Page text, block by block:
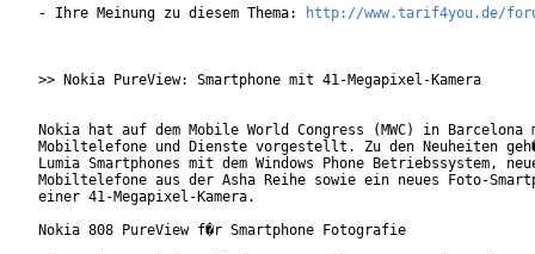
- Ihre Meinung zu diesem Thema: http://www.tarif4you.de/
>> Nokia PureView: Smartphone mit 41-Megapixel-Kamera
Nokia hat auf dem Mobile World Congress (MWC) in Barcelona
Mobiltelefone und Dienste vorgestellt. Zu den Neuheiten
Lumia Smartphones mit dem Windows Phone Betriebssystem,
Mobiltelefone aus der Asha Reihe sowie ein neues Foto-
einer 41-Megapixel-Kamera.
Nokia 808 PureView f�r Smartphone Fotografie